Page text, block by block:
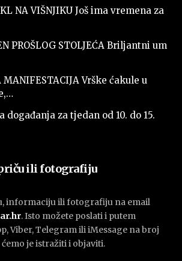
NA VIŠNJIKU Još ima vremena za
PROŠLOG STOLJEĆA Briljantni um
MANIFESTACIJA Vrške ćakule u
događanja za tjedan od 10. do 15.
ili fotografiju
informaciju ili fotografiju na email
. Isto možete poslati i putem
Viber, Telegram ili iMessage na broj
ćemo je istražiti i objaviti.